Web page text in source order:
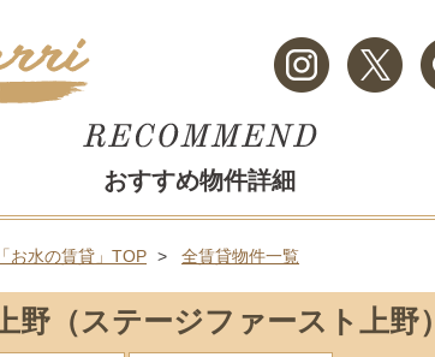
おすすめ物件詳細
お水の賃貸」TOP 全賃貸物件一覧
野（ステージファースト上野）